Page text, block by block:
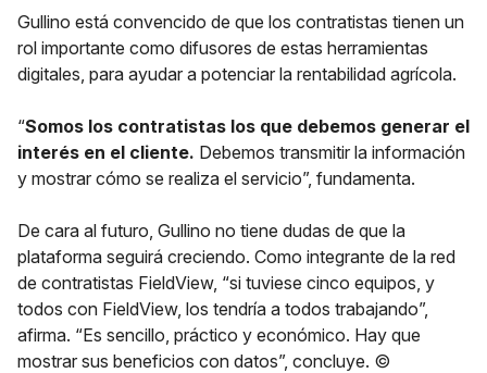
Gullino está convencido de que los contratistas tienen un
rol importante como difusores de estas herramientas
digitales, para ayudar a potenciar la rentabilidad agrícola.
“Somos los contratistas los que debemos generar el
interés en el cliente. Debemos transmitir la información
y mostrar cómo se realiza el servicio”, fundamenta.
De cara al futuro, Gullino no tiene dudas de que la
plataforma seguirá creciendo. Como integrante de la red
de contratistas FieldView, “si tuviese cinco equipos, y
todos con FieldView, los tendría a todos trabajando”,
afirma. “Es sencillo, práctico y económico. Hay que
mostrar sus beneficios con datos”, concluye. ©